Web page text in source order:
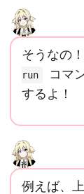
そうなの
run
コマ
するよ！
例えば、